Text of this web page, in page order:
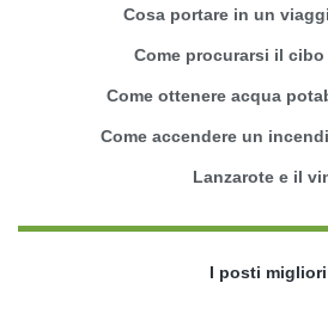
Cosa portare in un
Come procurarsi il
Come ottenere acqua
Come accendere un
Lanzarote e il
I posti migliori